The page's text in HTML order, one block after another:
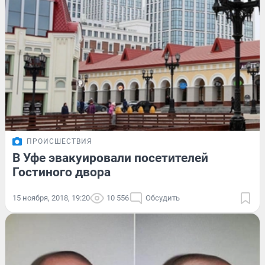
ПРОИСШЕСТВИЯ
В Уфе эвакуировали посетителей
Гостиного двора
15 ноября, 2018, 19:20 10 556 Обсудить